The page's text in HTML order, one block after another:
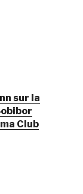
sur la
Club